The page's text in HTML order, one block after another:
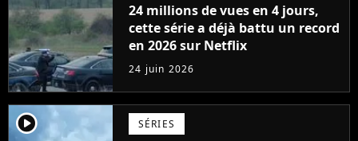
24 millions de vues en 4 jours,
cette série a déjà battu un record
en 2026 sur Netflix
24 juin 2026
player2 SÉRIES